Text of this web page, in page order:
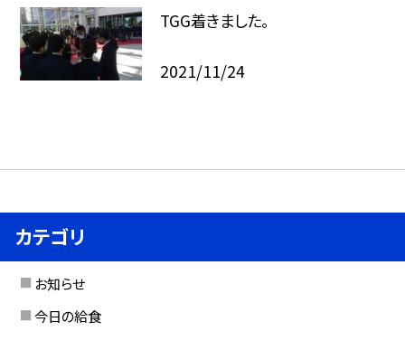
TGG着きました。
2021/11/24
カテゴリ
お知らせ
今日の給食